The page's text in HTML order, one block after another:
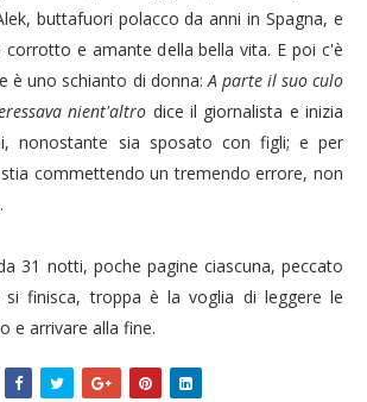
buttafuori polacco da anni in Spagna, e
corrotto e amante della bella vita. E poi c'è
è uno schianto di donna:A parte il suo culo
nient'altro dice il giornalista e inizia
nonostante sia sposato con figli; e per
commettendo un tremendo errore, non
31 notti, poche pagine ciascuna, peccato
finisca, troppa è la voglia di leggere le
e arrivare alla fine.